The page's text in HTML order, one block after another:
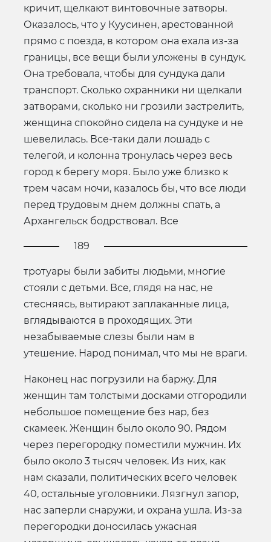
кричит, щелкают винтовочные затворы.
Оказалось, что у Куусинен, арестованной
прямо с поезда, в котором она ехала из-за
границы, все вещи были уложены в сундук.
Она требовала, чтобы для сундука дали
транспорт. Сколько охранники ни щелкали
затворами, сколько ни грозили застрелить,
женщина спокойно сидела на сундуке и не
шевелилась. Все-таки дали лошадь с
телегой, и колонна тронулась через весь
город к берегу моря. Было уже близко к
трем часам ночи, казалось бы, что все люди
перед трудовым днем должны спать, а
Архангельск бодрствовал. Все
189
тротуары были забиты людьми, многие
стояли с детьми. Все, глядя на нас, не
стесняясь, вытирают заплаканные лица,
вглядываются в проходящих. Эти
незабываемые слезы были нам в
утешение. Народ понимал, что мы не враги.
Наконец нас погрузили на баржу. Для
женщин там толстыми досками отгородили
небольшое помещение без нар, без
скамеек. Женщин было около 90. Рядом
через перегородку поместили мужчин. Их
было около 3 тысяч человек. Из них, как
нам сказали, политических всего человек
40, остальные уголовники. Лязгнул запор,
нас заперли снаружи, и охрана ушла. Из-за
перегородки доносилась ужасная